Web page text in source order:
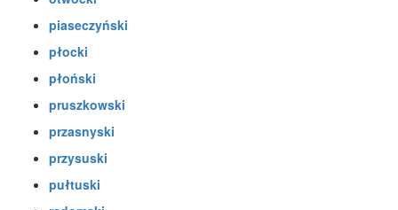
piaseczyński
płocki
płoński
pruszkowski
przasnyski
przysuski
pułtuski